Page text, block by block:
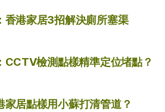
香港家居3招解決廁所塞渠
CCTV檢測點樣精準定位堵點？
居點樣用小蘇打清管道？